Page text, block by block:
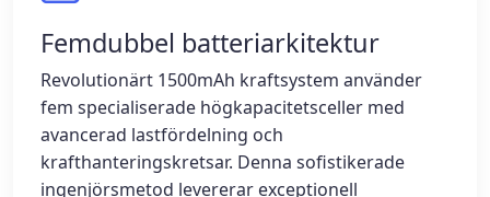
Femdubbel batteriarkitektur
Revolutionärt 1500mAh kraftsystem använder
fem specialiserade högkapacitetsceller med
avancerad lastfördelning och
krafthanteringskretsar. Denna sofistikerade
ingenjörsmetod levererar exceptionell